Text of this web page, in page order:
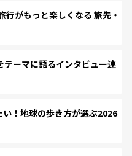
がもっと楽しくなる 旅先・
ーマに語るインタビュー連
！地球の歩き方が選ぶ2026